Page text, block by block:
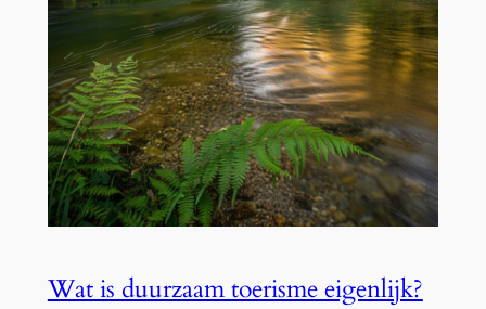
Wat is duurzaam toerisme eigenlijk?